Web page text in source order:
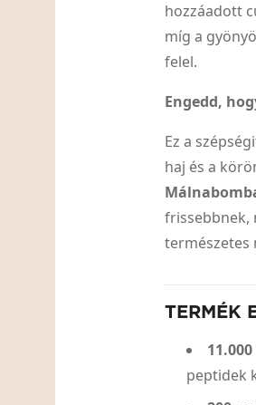
hozzáadott
míg a
felel.
Engedd,
Ez a
haj és a
frissebbnek,
természetes
TERMÉK
peptidek